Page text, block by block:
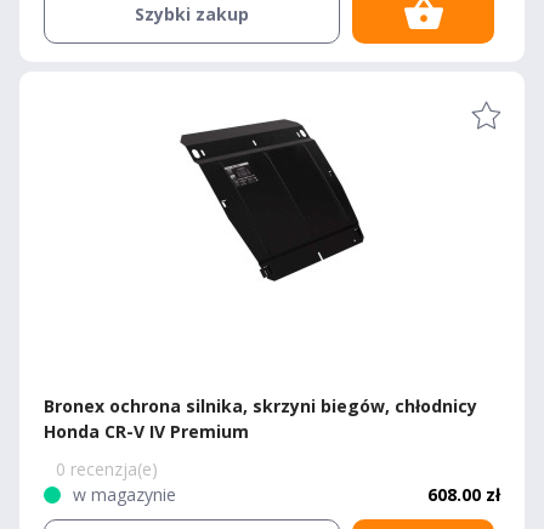
Szybki zakup
Bronex ochrona silnika, skrzyni biegów, chłodnicy
Honda CR-V IV Premium
0 recenzja(e)
w magazynie
608.00 zł